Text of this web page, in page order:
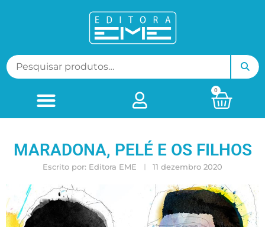
0
MARADONA, PELÉ E OS FILHOS
Escrito por: Editora EME 11 dezembro 2020